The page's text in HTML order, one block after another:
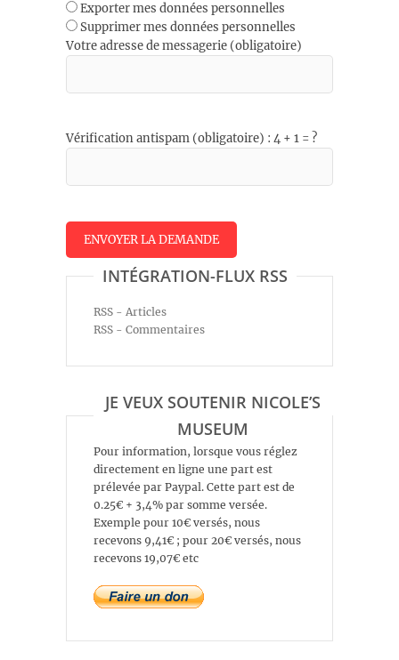
Exporter mes données personnelles
Supprimer mes données personnelles
Votre adresse de messagerie (obligatoire)
Vérification antispam (obligatoire) : 4 + 1 = ?
INTÉGRATION-FLUX RSS
RSS - Articles
RSS - Commentaires
JE VEUX SOUTENIR NICOLE’S
MUSEUM
Pour information, lorsque vous réglez
directement en ligne une part est
prélevée par Paypal. Cette part est de
0.25€ + 3,4% par somme versée.
Exemple pour 10€ versés, nous
recevons 9,41€ ; pour 20€ versés, nous
recevons 19,07€ etc